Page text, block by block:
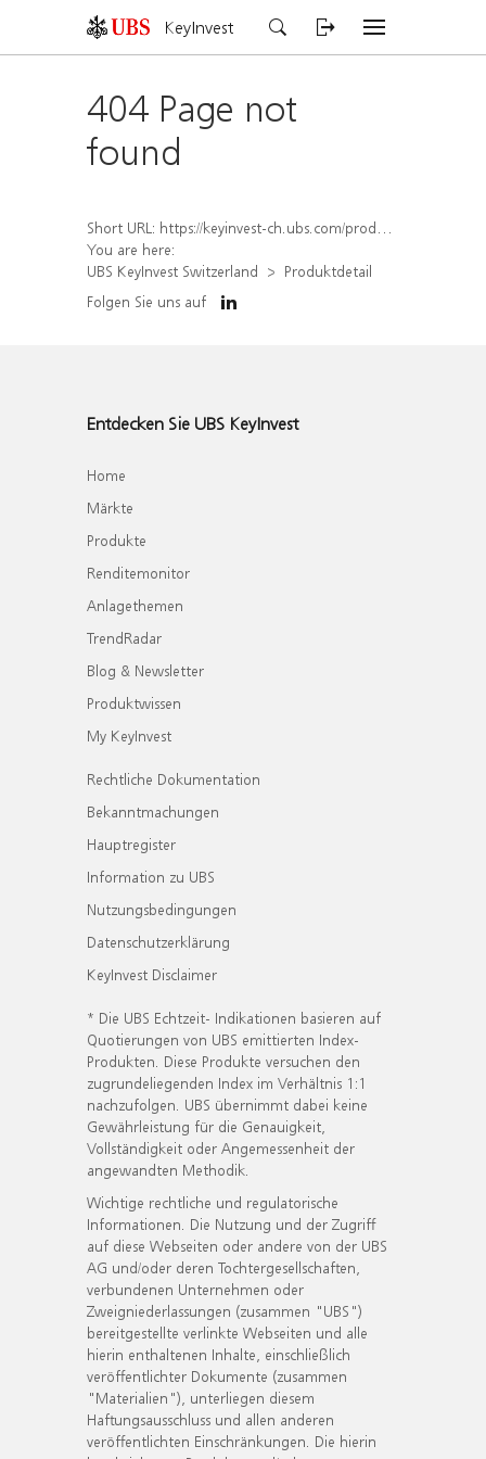
KeyInvest
404 Page not
found
Short URL: https://keyinvest-ch.ubs.com/produkt/detail/index/isin/CH1565649139
You are here:
UBS KeyInvest Switzerland
Produktdetail
Folgen Sie uns auf
Entdecken Sie UBS KeyInvest
Home
Märkte
Produkte
Renditemonitor
Anlagethemen
TrendRadar
Blog & Newsletter
Produktwissen
My KeyInvest
Rechtliche Dokumentation
Bekanntmachungen
Hauptregister
Information zu UBS
Nutzungsbedingungen
Datenschutzerklärung
KeyInvest Disclaimer
* Die UBS Echtzeit- Indikationen basieren auf
Quotierungen von UBS emittierten Index-
Produkten. Diese Produkte versuchen den
zugrundeliegenden Index im Verhältnis 1:1
nachzufolgen. UBS übernimmt dabei keine
Gewährleistung für die Genauigkeit,
Vollständigkeit oder Angemessenheit der
angewandten Methodik.
Wichtige rechtliche und regulatorische
Informationen. Die Nutzung und der Zugriff
auf diese Webseiten oder andere von der UBS
AG und/oder deren Tochtergesellschaften,
verbundenen Unternehmen oder
Zweigniederlassungen (zusammen "UBS")
bereitgestellte verlinkte Webseiten und alle
hierin enthaltenen Inhalte, einschließlich
veröffentlichter Dokumente (zusammen
"Materialien"), unterliegen diesem
Haftungsausschluss und allen anderen
veröffentlichten Einschränkungen. Die hierin